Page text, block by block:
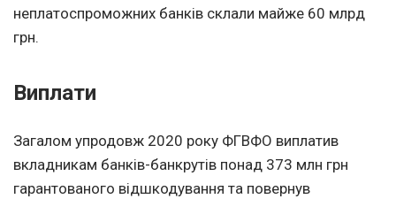
неплатоспроможних банків склали майже 60 млрд
грн.
Виплати
Загалом упродовж 2020 року ФГВФО виплатив
вкладникам банків-банкрутів понад 373 млн грн
гарантованого відшкодування та повернув